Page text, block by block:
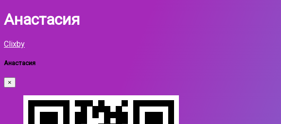
Анастасия
Clixby
Анастасия
×